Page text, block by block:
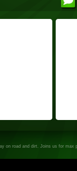
on road and dirt. Joins us for max